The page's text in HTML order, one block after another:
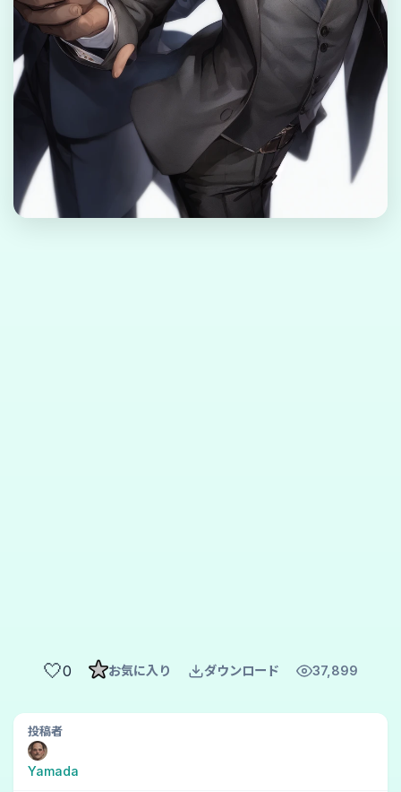
🤍0 お気に入り ダウンロード 37,899
投稿者
Yamada